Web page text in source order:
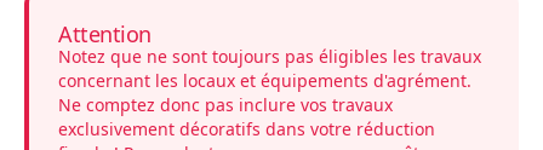
Attention
Notez que ne sont toujours pas éligibles les travaux
concernant les locaux et équipements d'agrément.
Ne comptez donc pas inclure vos travaux
exclusivement décoratifs dans votre réduction